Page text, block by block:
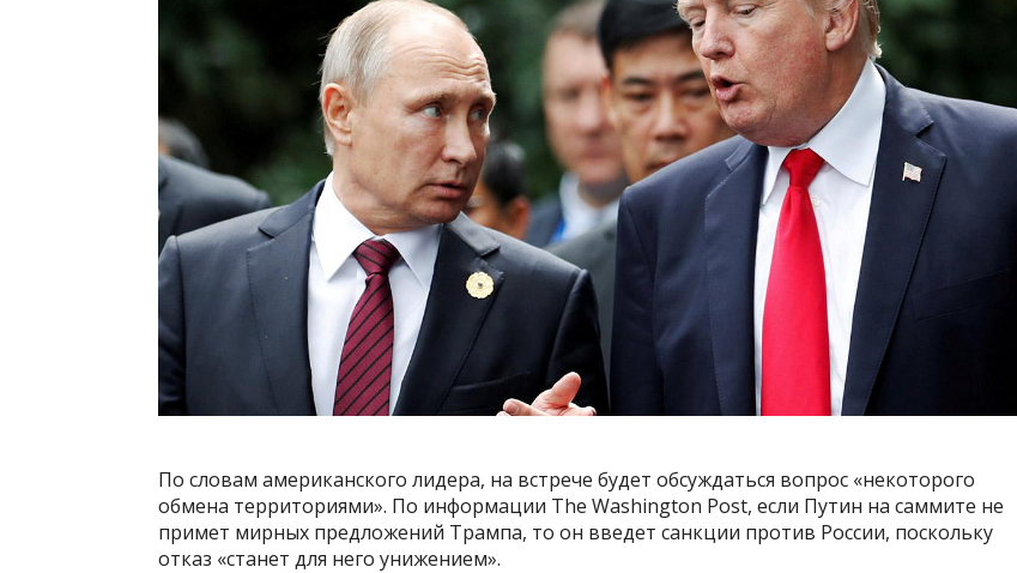
По словам американского лидера, на встрече будет обсуждаться вопрос «некоторого
обмена территориями». По информации The Washington Post, если Путин на саммите не
примет мирных предложений Трампа, то он введет санкции против России, поскольку
отказ «станет для него унижением».